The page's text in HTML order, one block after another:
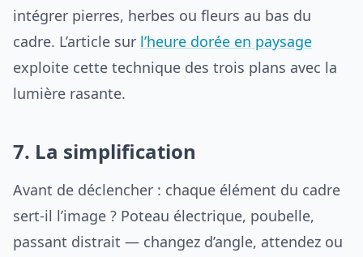
intégrer pierres, herbes ou fleurs au bas du
cadre. L’article sur l’heure dorée en paysage
exploite cette technique des trois plans avec la
lumière rasante.
7. La simplification
Avant de déclencher : chaque élément du cadre
sert-il l’image ? Poteau électrique, poubelle,
passant distrait — changez d’angle, attendez ou